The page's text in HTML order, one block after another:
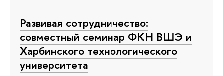
Развивая сотрудничество:
совместный семинар ФКН ВШЭ и
Харбинского технологического
университета